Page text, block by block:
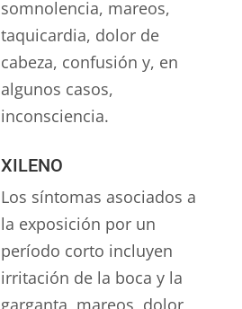
somnolencia, mareos,
taquicardia, dolor de
cabeza, confusión y, en
algunos casos,
inconsciencia.
XILENO
Los síntomas asociados a
la exposición por un
período corto incluyen
irritación de la boca y la
garganta, mareos, dolor